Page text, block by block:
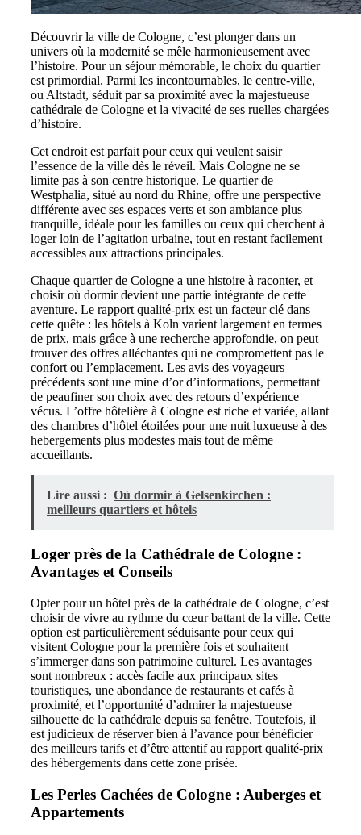
Découvrir la ville de Cologne, c’est plonger dans un
univers où la modernité se mêle harmonieusement avec
l’histoire. Pour un séjour mémorable, le choix du quartier
est primordial. Parmi les incontournables, le centre-ville,
ou Altstadt, séduit par sa proximité avec la majestueuse
cathédrale de Cologne et la vivacité de ses ruelles chargées
d’histoire.
Cet endroit est parfait pour ceux qui veulent saisir
l’essence de la ville dès le réveil. Mais Cologne ne se
limite pas à son centre historique. Le quartier de
Westphalia, situé au nord du Rhine, offre une perspective
différente avec ses espaces verts et son ambiance plus
tranquille, idéale pour les familles ou ceux qui cherchent à
loger loin de l’agitation urbaine, tout en restant facilement
accessibles aux attractions principales.
Chaque quartier de Cologne a une histoire à raconter, et
choisir où dormir devient une partie intégrante de cette
aventure. Le rapport qualité-prix est un facteur clé dans
cette quête : les hôtels à Koln varient largement en termes
de prix, mais grâce à une recherche approfondie, on peut
trouver des offres alléchantes qui ne compromettent pas le
confort ou l’emplacement. Les avis des voyageurs
précédents sont une mine d’or d’informations, permettant
de peaufiner son choix avec des retours d’expérience
vécus. L’offre hôtelière à Cologne est riche et variée, allant
des chambres d’hôtel étoilées pour une nuit luxueuse à des
hebergements plus modestes mais tout de même
accueillants.
Lire aussi : Où dormir à Gelsenkirchen :
meilleurs quartiers et hôtels
Loger près de la Cathédrale de Cologne :
Avantages et Conseils
Opter pour un hôtel près de la cathédrale de Cologne, c’est
choisir de vivre au rythme du cœur battant de la ville. Cette
option est particulièrement séduisante pour ceux qui
visitent Cologne pour la première fois et souhaitent
s’immerger dans son patrimoine culturel. Les avantages
sont nombreux : accès facile aux principaux sites
touristiques, une abondance de restaurants et cafés à
proximité, et l’opportunité d’admirer la majestueuse
silhouette de la cathédrale depuis sa fenêtre. Toutefois, il
est judicieux de réserver bien à l’avance pour bénéficier
des meilleurs tarifs et d’être attentif au rapport qualité-prix
des hébergements dans cette zone prisée.
Les Perles Cachées de Cologne : Auberges et
Appartements